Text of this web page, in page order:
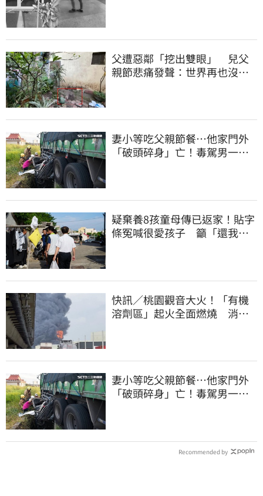
父遭惡鄰「挖出雙眼」 兒父
親節悲痛發聲：世界再也沒有
妻小等吃父親節餐⋯他家門外
「破頭碎身」亡！毒駕男一路
疑棄養8孩童母傳已返家！貼字
條冤喊很愛孩子 籲「還我們
快訊／桃園觀音大火！「有機
溶劑區」起火全面燃燒 消
妻小等吃父親節餐⋯他家門外
「破頭碎身」亡！毒駕男一路
Recommended by